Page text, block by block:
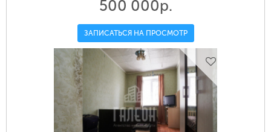
500 000р.
ЗАПИСАТЬСЯ НА ПРОСМОТР